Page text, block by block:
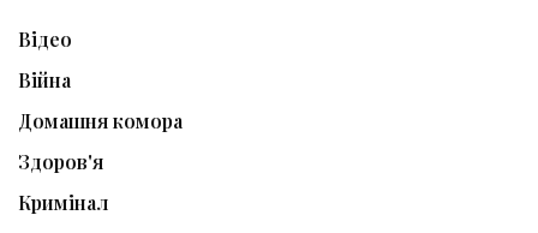
Відео
Війна
Домашня комора
Здоров'я
Кримінал